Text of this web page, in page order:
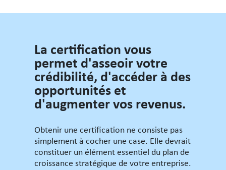
La certification vous
permet d'asseoir votre
crédibilité, d'accéder à des
opportunités et
d'augmenter vos revenus.
Obtenir une certification ne consiste pas
simplement à cocher une case. Elle devrait
constituer un élément essentiel du plan de
croissance stratégique de votre entreprise.